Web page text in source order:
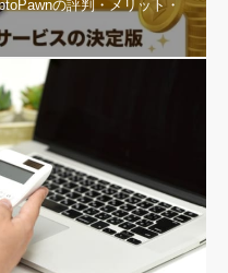
の評判・メリット・